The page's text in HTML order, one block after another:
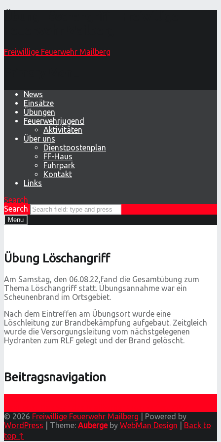
Freiwillige Feuerwehr Mailberg
News
Einsätze
Übungen
Feuerwehrjugend
Aktivitäten
Über uns
Dienstpostenplan
FF-Haus
Fuhrpark
Kontakt
Links
Search
Search
Menu
Übung Löschangriff
Am Samstag, den 06.08.22,fand die Gesamtübung zum
Thema Löschangriff statt. Übungsannahme war ein
Scheunenbrand im Ortsgebiet.
Nach dem Eintreffen am Übungsort wurde eine
Löschleitung zur Brandbekämpfung aufgebaut. Zeitgleich
wurde die Versorgungsleitung vom nächstgelegenen
Hydranten zum RLF gelegt und der Brand gelöscht.
Beitragsnavigation
© 2026 Freiwillige Feuerwehr Mailberg
Powered by
WordPress
Theme: Aubergeby WebMan Design
Back to
top ↑